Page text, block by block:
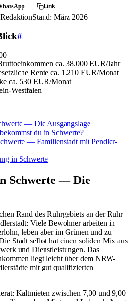
Link
Stand: März 2026
#
ca. 38.000 EUR/Jahr
Rente ca. 1.210 EUR/Monat
ca. 530 EUR/Monat
Westfalen
— Die Ausgangslage
du in Schwerte?
— Familienstadt mit Pendler-
in Schwerte
Schwerte — Die
Rand des Ruhrgebiets an der Ruhr
Viele Bewohner arbeiten in
leben aber im Grünen und zu
Stadt selbst hat einen soliden Mix aus
und Dienstleistungen. Das
liegt leicht über dem NRW-
mit gut qualifizierten
Kaltmieten zwischen 7,00 und 9,00